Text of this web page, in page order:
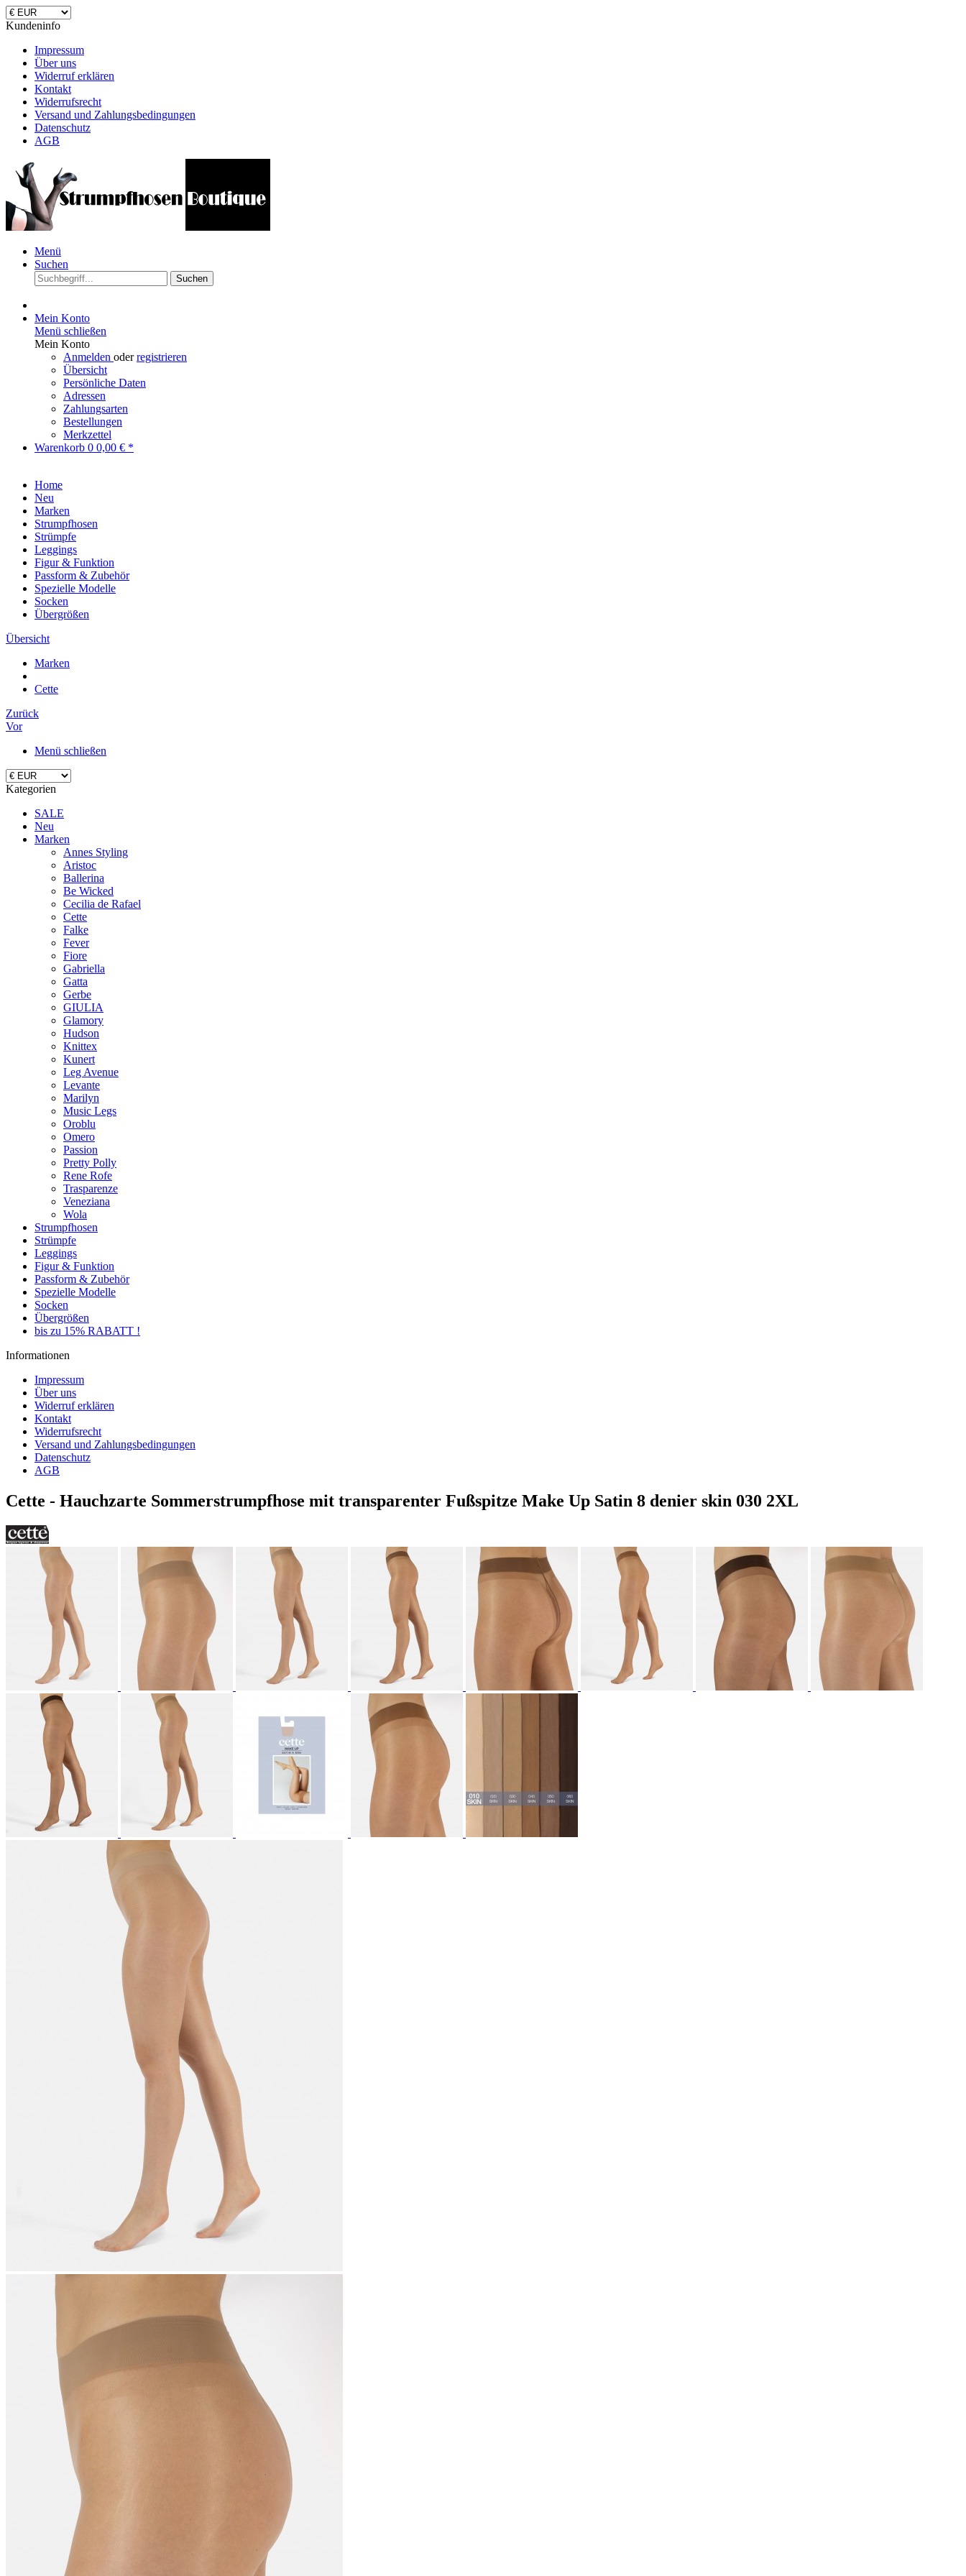
Kundeninfo
Impressum
Über uns
Widerruf erklären
Kontakt
Widerrufsrecht
Versand und Zahlungsbedingungen
Datenschutz
AGB
Menü
Suchen
Suchen
Mein Konto
Menü schließen
Mein Konto
Anmelden oderregistrieren
Übersicht
Persönliche Daten
Adressen
Zahlungsarten
Bestellungen
Merkzettel
Warenkorb 0 0,00 € *
Home
Neu
Marken
Strumpfhosen
Strümpfe
Leggings
Figur & Funktion
Passform & Zubehör
Spezielle Modelle
Socken
Übergrößen
Übersicht
Marken
Cette
Zurück
Vor
Menü schließen
Kategorien
SALE
Neu
Marken
Annes Styling
Aristoc
Ballerina
Be Wicked
Cecilia de Rafael
Cette
Falke
Fever
Fiore
Gabriella
Gatta
Gerbe
GIULIA
Glamory
Hudson
Knittex
Kunert
Leg Avenue
Levante
Marilyn
Music Legs
Oroblu
Omero
Passion
Pretty Polly
Rene Rofe
Trasparenze
Veneziana
Wola
Strumpfhosen
Strümpfe
Leggings
Figur & Funktion
Passform & Zubehör
Spezielle Modelle
Socken
Übergrößen
bis zu 15% RABATT !
Informationen
Impressum
Über uns
Widerruf erklären
Kontakt
Widerrufsrecht
Versand und Zahlungsbedingungen
Datenschutz
AGB
Cette - Hauchzarte Sommerstrumpfhose mit transparenter Fußspitze Make Up Satin 8 denier skin 030 2XL